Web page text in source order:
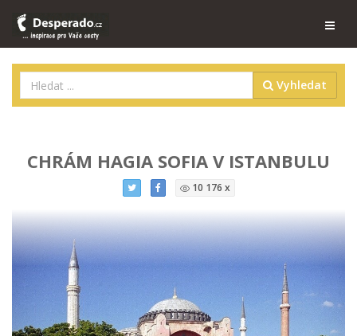
Vyhledat
CHRÁM HAGIA SOFIA V ISTANBULU
10 176 x